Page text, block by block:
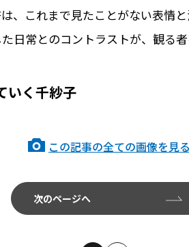
、これまで見たことがない表情
日常とのコントラストが、観る
いく千紗子
この記事の全ての画像を見る
次のページへ